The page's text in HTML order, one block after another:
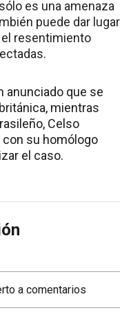
es una amenaza
puede dar lugar
resentimiento
anunciado que se
mientras
Celso
su homólogo
el caso.
a comentarios